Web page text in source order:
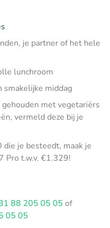
je partner of het hele
lunchroom
smakelijke middag
met vegetariërs
vermeld deze bij je
je besteedt, maak je
Pro t.w.v. €1.329!
88 205 05 05 of
05 05